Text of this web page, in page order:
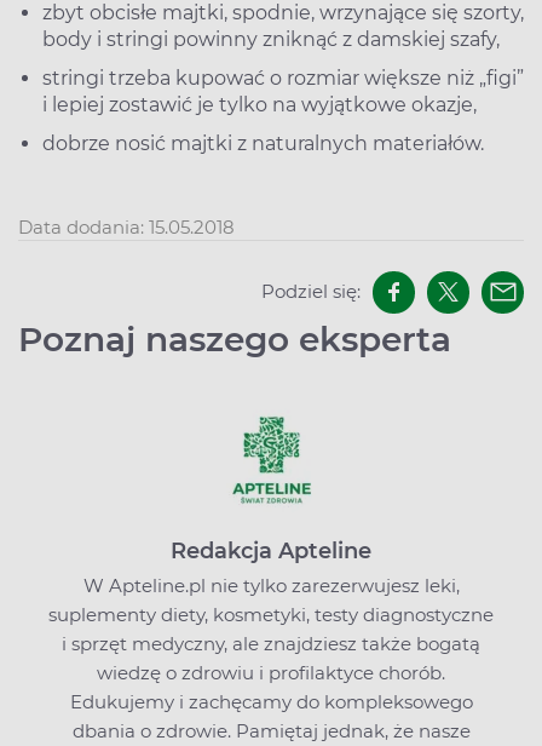
zbyt obcisłe majtki, spodnie, wrzynające się szorty,
body i stringi powinny zniknąć z damskiej szafy,
stringi trzeba kupować o rozmiar większe niż „figi”
i lepiej zostawić je tylko na wyjątkowe okazje,
dobrze nosić majtki z naturalnych materiałów.
Data dodania: 15.05.2018
Podziel się:
Poznaj naszego eksperta
Redakcja Apteline
W Apteline.pl nie tylko zarezerwujesz leki,
suplementy diety, kosmetyki, testy diagnostyczne
i sprzęt medyczny, ale znajdziesz także bogatą
wiedzę o zdrowiu i profilaktyce chorób.
Edukujemy i zachęcamy do kompleksowego
dbania o zdrowie. Pamiętaj jednak, że nasze